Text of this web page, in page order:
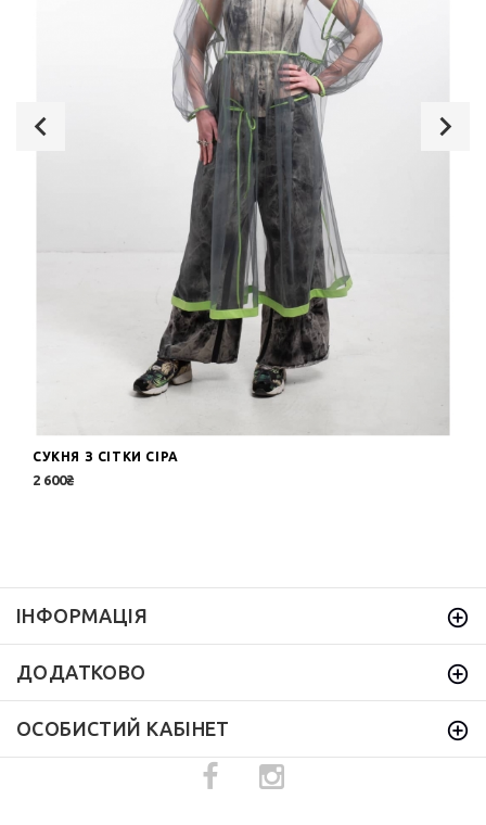
СУКНЯ З СІТКИ СІРА
2 600₴
ІНФОРМАЦІЯ
ДОДАТКОВО
ОСОБИСТИЙ КАБІНЕТ